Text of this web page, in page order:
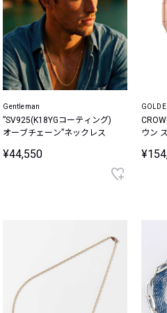
Gentleman
”SV925(K18YGコーティング)
オーブチェーン”ネックレス
¥44,550
ウン